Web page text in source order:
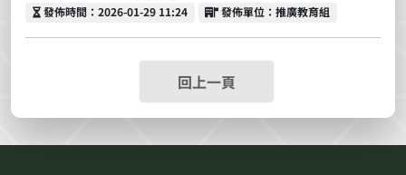
發佈時間
發佈時間：2026-01-29 11:24 發佈單位
發佈單位：推廣教育組
回上一頁